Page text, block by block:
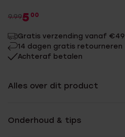
9.995 00
Gratis verzending vanaf €49
14 dagen gratis retourneren
Achteraf betalen
Alles over dit product
Onderhoud & tips